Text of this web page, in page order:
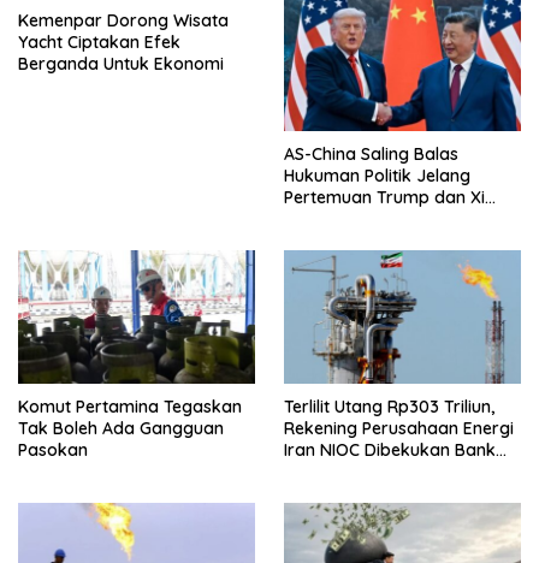
Kemenpar Dorong Wisata
Yacht Ciptakan Efek
Berganda Untuk Ekonomi
AS-China Saling Balas
Hukuman Politik Jelang
Pertemuan Trump dan Xi
Komut Pertamina Tegaskan
Tak Boleh Ada Gangguan
Pasokan
Terlilit Utang Rp303 Triliun,
Rekening Perusahaan Energi
Iran NIOC Dibekukan Bank